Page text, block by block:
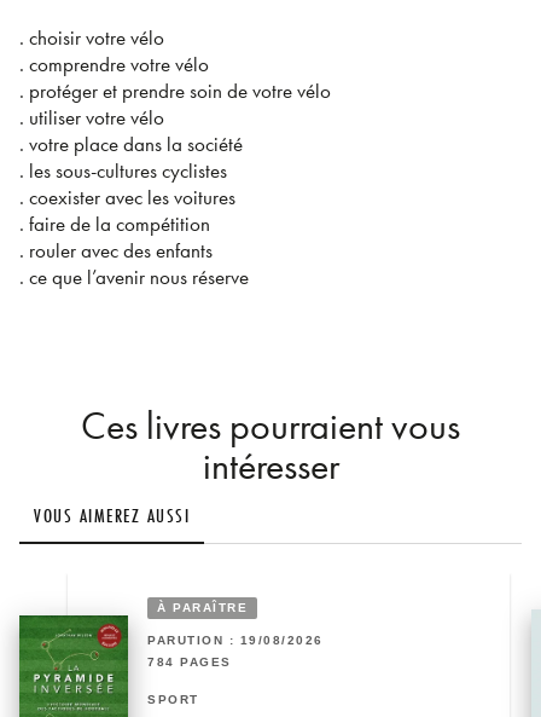
. choisir votre vélo
. comprendre votre vélo
. protéger et prendre soin de votre vélo
. utiliser votre vélo
. votre place dans la société
. les sous-cultures cyclistes
. coexister avec les voitures
. faire de la compétition
. rouler avec des enfants
. ce que l’avenir nous réserve
Ces livres pourraient vous
intéresser
VOUS AIMEREZ AUSSI
À PARAÎTRE
PARUTION : 19/08/2026
784 PAGES
SPORT